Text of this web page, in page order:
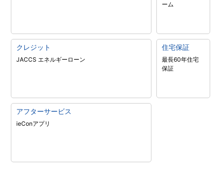
ーム
クレジット
JACCS エネルギーローン
住宅保証
最長60年住宅
保証
アフターサービス
ieConアプリ